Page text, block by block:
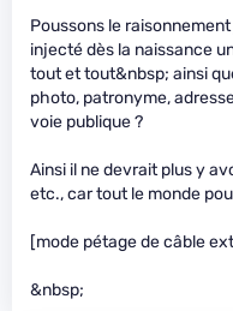
Poussons le
injecté dès la naissance
tout et tout&nbsp; ainsi
photo, patronyme,
voie publique ?
Ainsi il ne devrait plus y
etc., car tout le monde
[mode pétage de câble
&nbsp;